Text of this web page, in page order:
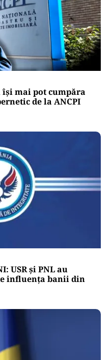
își mai pot cumpăra
de la ANCPI
USR și PNL au
influența banii din